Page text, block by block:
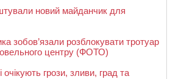
новий майданчик для
зобов’язали розблокувати тротуар
центру (ФОТО)
грози, зливи, град та